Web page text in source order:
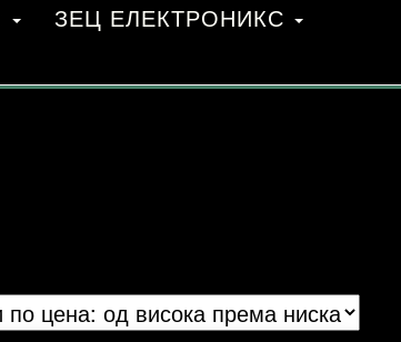
ЗЕЦ ЕЛЕКТРОНИКС